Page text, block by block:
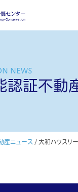
NEWS
認証不動
産ニュース / 大和ハウスリ